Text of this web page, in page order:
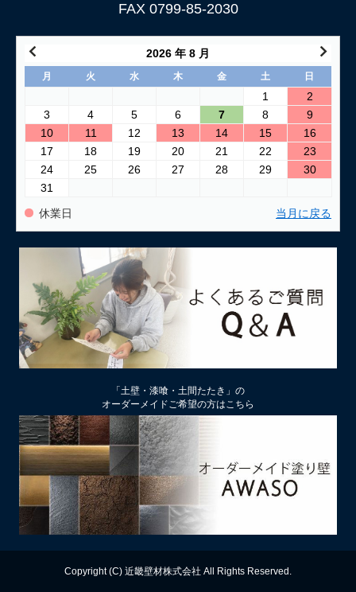
コンクリートに土壁を塗る方法
2026/04/04
仕上げ材（漆喰や土壁）が部分的に剥がれた壁の塗り替え方法
2026/03/24
古い壁の塗り替え｜失敗しない下地処理のポイント
2026/03/06
「壁カラー」はどんな塗り壁材の着色に使える もちろん土壁
にも！
土壁リフォーム時アクが出たり、出なかったりするのはなぜ？
2026/02/12
土壁仕上げ材「塗ってくれい」「やすらぎ」の色をうすく、淡
くするには
2026/01/22
厚付け補修用中塗り漆喰ドカッと！は滑らかな表面にもできる
2026/01/09
【塗り替え下地処理】ビニールクロスは剥がさず下地処理する
のがおすすめ
2025/12/13
漆喰の上に土壁は塗れるのか？
FAX 0799-85-2030
2026 年 8 月
月 火 水 木 金 土 日
1
2
3
4 5 6 7 8
9
10
11 12 13 14 15
16
17
18 19 20 21 22
23
24
25 26 27 28 29
30
31
休業日 当月に戻る
「土壁・漆喰・土間たたき」の
オーダーメイドご希望の方はこちら
Copyright (C) 近畿壁材株式会社 All Rights Reserved.